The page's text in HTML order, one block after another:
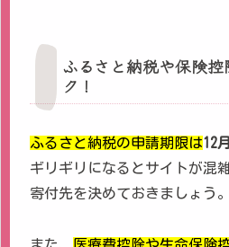
ふるさと納税や保険控
ク！
ふるさと納税の申請期限は12
ギリギリになるとサイトが混
寄付先を決めておきましょう。